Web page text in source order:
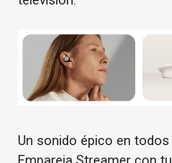
Un sonido épico en